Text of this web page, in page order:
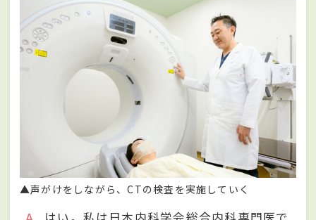
▲声がけをしながら、CTの検査を実施していく